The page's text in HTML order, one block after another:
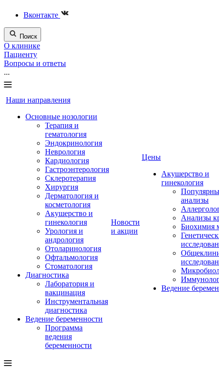
Вконтакте
Поиск
О клинике
Пациенту
Вопросы и ответы
...
Наши направления
Основные нозологии
Терапия и
гематология
Эндокринология
Неврология
Кардиология
Гастроэнтерология
Склеротерапия
Хирургия
Дерматология и
косметология
Акушерство и
гинекология
Урология и
андрология
Отоларинология
Офтальмология
Стоматология
Диагностика
Лаборатория и
вакцинация
Инструментальная
диагностика
Ведение беременности
Программа
ведения
беременности
Новости
и акции
Цены
Акушерство и
гинекология
анализы
Анализы
Биохимия
Ведение